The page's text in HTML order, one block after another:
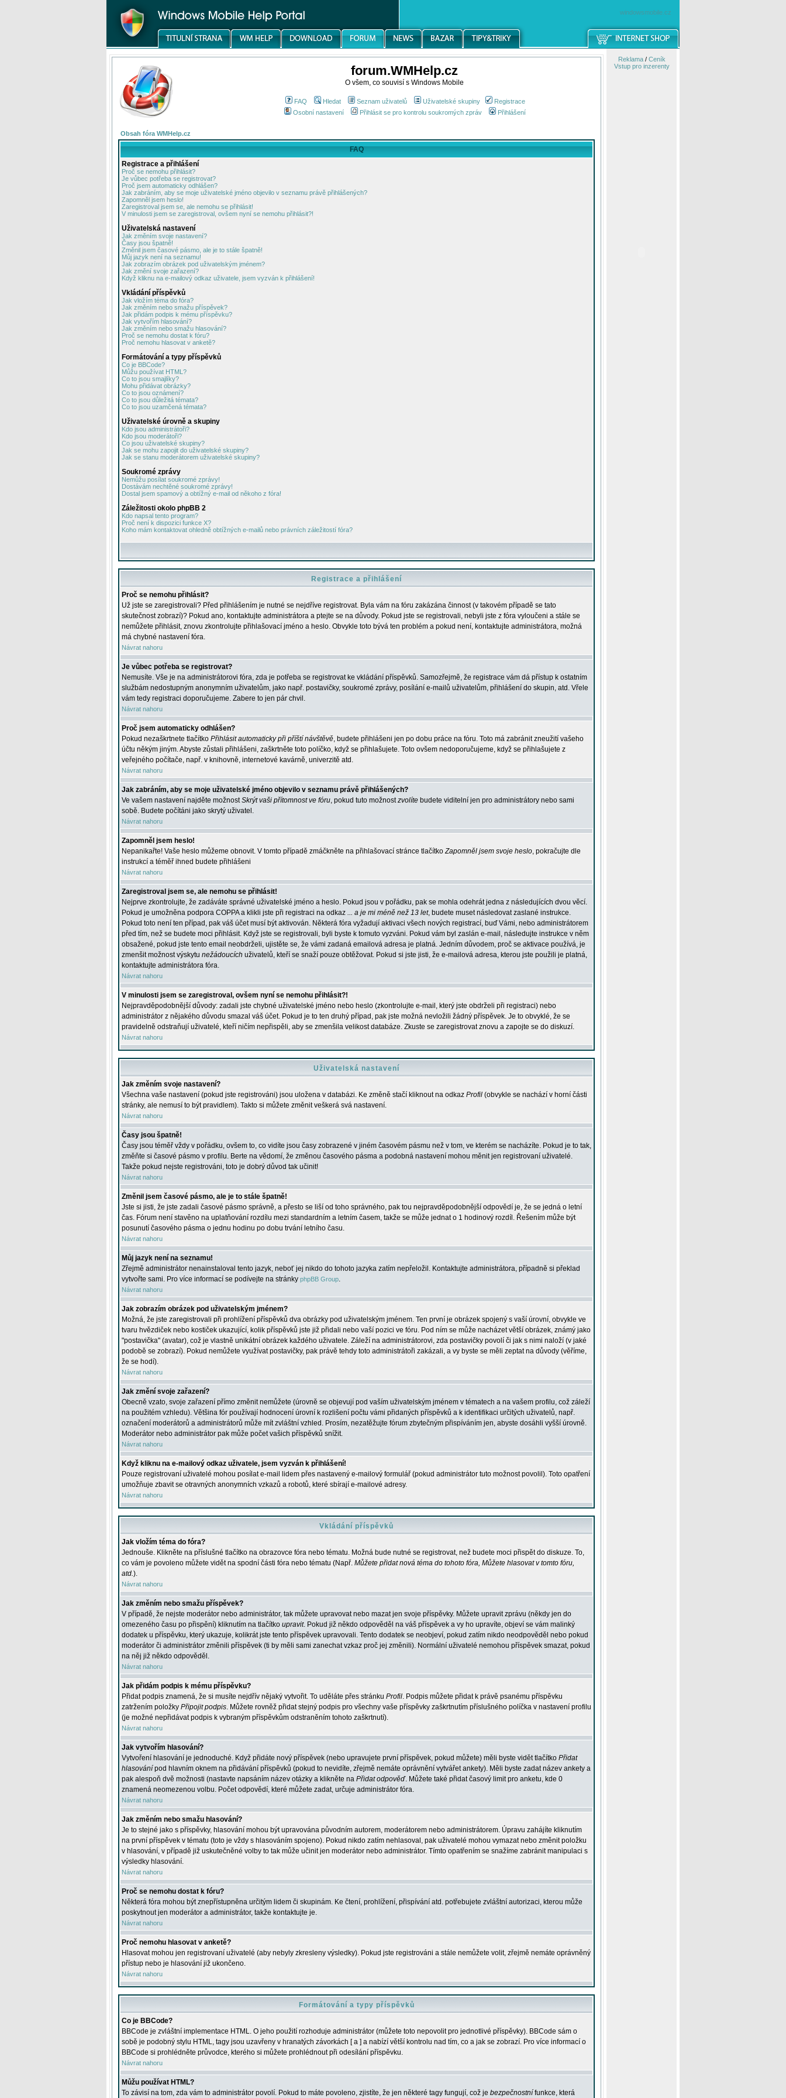
windowsmobile.cz
forum.WMHelp.cz
O všem, co souvisí s Windows Mobile
FAQ Hledat Seznam uživatelů Uživatelské skupiny
Registrace
Osobní nastavení
Přihlásit se pro kontrolu soukromých zpráv Přihlášení
Obsah fóra WMHelp.cz
FAQ
Registrace a přihlášení
Proč se nemohu přihlásit?
Je vůbec potřeba se registrovat?
Proč jsem automaticky odhlášen?
Jak zabráním, aby se moje uživatelské jméno objevilo v seznamu právě přihlášených?
Zapomněl jsem heslo!
Zaregistroval jsem se, ale nemohu se přihlásit!
V minulosti jsem se zaregistroval, ovšem nyní se nemohu přihlásit?!
Uživatelská nastavení
Jak změním svoje nastavení?
Časy jsou špatně!
Změnil jsem časové pásmo, ale je to stále špatně!
Můj jazyk není na seznamu!
Jak zobrazím obrázek pod uživatelským jménem?
Jak změní svoje zařazení?
Když kliknu na e-mailový odkaz uživatele, jsem vyzván k přihlášení!
Vkládání příspěvků
Jak vložím téma do fóra?
Jak změním nebo smažu příspěvek?
Jak přidám podpis k mému příspěvku?
Jak vytvořím hlasování?
Jak změním nebo smažu hlasování?
Proč se nemohu dostat k fóru?
Proč nemohu hlasovat v anketě?
Formátování a typy příspěvků
Co je BBCode?
Můžu používat HTML?
Co to jsou smajlíky?
Mohu přidávat obrázky?
Co to jsou oznámení?
Co to jsou důležitá témata?
Co to jsou uzamčená témata?
Uživatelské úrovně a skupiny
Kdo jsou administrátoři?
Kdo jsou moderátoři?
Co jsou uživatelské skupiny?
Jak se mohu zapojit do uživatelské skupiny?
Jak se stanu moderátorem uživatelské skupiny?
Soukromé zprávy
Nemůžu posílat soukromé zprávy!
Dostávám nechtěné soukromé zprávy!
Dostal jsem spamový a obtížný e-mail od někoho z fóra!
Záležitosti okolo phpBB 2
Kdo napsal tento program?
Proč není k dispozici funkce X?
Koho mám kontaktovat ohledně obtížných e-mailů nebo právních záležitostí fóra?
Registrace a přihlášení
Proč se nemohu přihlásit?
Už jste se zaregistrovali? Před přihlášením je nutné se nejdříve registrovat. Byla vám na fóru zakázána činnost (v takovém případě se tato
skutečnost zobrazí)? Pokud ano, kontaktujte administrátora a ptejte se na důvody. Pokud jste se registrovali, nebyli jste z fóra vyloučeni a stále se
nemůžete přihlásit, znovu zkontrolujte přihlašovací jméno a heslo. Obvykle toto bývá ten problém a pokud není, kontaktujte administrátora, možná
má chybné nastavení fóra.
Návrat nahoru
Je vůbec potřeba se registrovat?
Nemusíte. Vše je na administrátorovi fóra, zda je potřeba se registrovat ke vkládání příspěvků. Samozřejmě, že registrace vám dá přístup k ostatním
službám nedostupným anonymním uživatelům, jako např. postavičky, soukromé zprávy, posílání e-mailů uživatelům, přihlášení do skupin, atd. Vřele
vám tedy registraci doporučujeme. Zabere to jen pár chvil.
Návrat nahoru
Proč jsem automaticky odhlášen?
Pokud nezaškrtnete tlačítko Přihlásit automaticky při příští návštěvě, budete přihlášeni jen po dobu práce na fóru. Toto má zabránit zneužití vašeho
účtu někým jiným. Abyste zůstali přihlášeni, zaškrtněte toto políčko, když se přihlašujete. Toto ovšem nedoporučujeme, když se přihlašujete z
veřejného počítače, např. v knihovně, internetové kavárně, univerzitě atd.
Návrat nahoru
Jak zabráním, aby se moje uživatelské jméno objevilo v seznamu právě přihlášených?
Ve vašem nastavení najděte možnostSkrýt vaši přítomnost ve fóru, pokud tuto možnostzvolíte budete viditelní jen pro administrátory nebo sami
sobě. Budete počítáni jako skrytý uživatel.
Návrat nahoru
Zapomněl jsem heslo!
Nepanikařte! Vaše heslo můžeme obnovit. V tomto případě zmáčkněte na přihlašovací stránce tlačítkoZapomněl jsem svoje heslo, pokračujte dle
instrukcí a téměř ihned budete přihlášeni
Návrat nahoru
Zaregistroval jsem se, ale nemohu se přihlásit!
Nejprve zkontrolujte, že zadáváte správné uživatelské jméno a heslo. Pokud jsou v pořádku, pak se mohla odehrát jedna z následujících dvou věcí.
Pokud je umožněna podpora COPPA a klikli jste při registraci na odkaz ... a je mi méně než 13 let, budete muset následovat zaslané instrukce.
Pokud toto není ten případ, pak váš účet musí být aktivován. Některá fóra vyžadují aktivaci všech nových registrací, buď Vámi, nebo administrátorem
před tím, než se budete moci přihlásit. Když jste se registrovali, byli byste k tomuto vyzváni. Pokud vám byl zaslán e-mail, následujte instrukce v něm
obsažené, pokud jste tento email neobdrželi, ujistěte se, že vámi zadaná emailová adresa je platná. Jedním důvodem, proč se aktivace používá, je
zmenšit možnost výskytu nežádoucích uživatelů, kteří se snaží pouze obtěžovat. Pokud si jste jisti, že e-mailová adresa, kterou jste použili je platná,
kontaktujte administrátora fóra.
Návrat nahoru
V minulosti jsem se zaregistroval, ovšem nyní se nemohu přihlásit?!
Nejpravděpodobnější důvody: zadali jste chybné uživatelské jméno nebo heslo (zkontrolujte e-mail, který jste obdrželi při registraci) nebo
administrátor z nějakého důvodu smazal váš účet. Pokud je to ten druhý případ, pak jste možná nevložili žádný příspěvek. Je to obvyklé, že se
pravidelně odstraňují uživatelé, kteří ničím nepřispěli, aby se zmenšila velikost databáze. Zkuste se zaregistrovat znovu a zapojte se do diskuzí.
Návrat nahoru
Uživatelská nastavení
Jak změním svoje nastavení?
Všechna vaše nastavení (pokud jste registrováni) jsou uložena v databázi. Ke změně stačí kliknout na odkaz Profil (obvykle se nachází v horní části
stránky, ale nemusí to být pravidlem). Takto si můžete změnit veškerá svá nastavení.
Návrat nahoru
Časy jsou špatně!
Časy jsou téměř vždy v pořádku, ovšem to, co vidíte jsou časy zobrazené v jiném časovém pásmu než v tom, ve kterém se nacházíte. Pokud je to tak,
změňte si časové pásmo v profilu. Berte na vědomí, že změnou časového pásma a podobná nastavení mohou měnit jen registrovaní uživatelé.
Takže pokud nejste registrováni, toto je dobrý důvod tak učinit!
Návrat nahoru
Změnil jsem časové pásmo, ale je to stále špatně!
Jste si jisti, že jste zadali časové pásmo správně, a přesto se liší od toho správného, pak tou nejpravděpodobnější odpovědí je, že se jedná o letní
čas. Fórum není stavěno na uplatňování rozdílu mezi standardním a letním časem, takže se může jednat o 1 hodinový rozdíl. Řešením může být
posunutí časového pásma o jednu hodinu po dobu trvání letního času.
Návrat nahoru
Můj jazyk není na seznamu!
Zřejmě administrátor nenainstaloval tento jazyk, neboť jej nikdo do tohoto jazyka zatím nepřeložil. Kontaktujte administrátora, případně si překlad
vytvořte sami. Pro více informací se podívejte na stránky phpBB Group.
Návrat nahoru
Jak zobrazím obrázek pod uživatelským jménem?
Možná, že jste zaregistrovali při prohlížení příspěvků dva obrázky pod uživatelským jménem. Ten první je obrázek spojený s vaší úrovní, obvykle ve
tvaru hvězdiček nebo kostiček ukazující, kolik příspěvků jste již přidali nebo vaší pozici ve fóru. Pod ním se může nacházet větší obrázek, známý jako
"postavička" (avatar), což je vlastně unikátní obrázek každého uživatele. Záleží na administrátorovi, zda postavičky povolí či jak s nimi naloží (v jaké
podobě se zobrazí). Pokud nemůžete využívat postavičky, pak právě tehdy toto administrátoři zakázali, a vy byste se měli zeptat na důvody (věříme,
že se hodí).
Návrat nahoru
Jak změní svoje zařazení?
Obecně vzato, svoje zařazení přímo změnit nemůžete (úrovně se objevují pod vaším uživatelským jménem v tématech a na vašem profilu, což záleží
na použitém vzhledu). Většina fór používají hodnocení úrovní k rozlišení počtu vámi přidaných příspěvků a k identifikaci určitých uživatelů, např.
označení moderátorů a administrátorů může mít zvláštní vzhled. Prosím, nezatěžujte fórum zbytečným přispíváním jen, abyste dosáhli vyšší úrovně.
Moderátor nebo administrátor pak může počet vašich příspěvků snížit.
Návrat nahoru
Když kliknu na e-mailový odkaz uživatele, jsem vyzván k přihlášení!
Pouze registrovaní uživatelé mohou posílat e-mail lidem přes nastavený e-mailový formulář (pokud administrátor tuto možnost povolil). Toto opatření
umožňuje zbavit se otravných anonymních vzkazů a robotů, které sbírají e-mailové adresy.
Návrat nahoru
Vkládání příspěvků
Jak vložím téma do fóra?
Jednouše. Klikněte na příslušné tlačítko na obrazovce fóra nebo tématu. Možná bude nutné se registrovat, než budete moci přispět do diskuze. To,
co vám je povoleno můžete vidět na spodní části fóra nebo tématu (Např. Můžete přidat nová téma do tohoto fóra, Můžete hlasovat v tomto fóru,
atd.).
Návrat nahoru
Jak změním nebo smažu příspěvek?
V případě, že nejste moderátor nebo administrátor, tak můžete upravovat nebo mazat jen svoje příspěvky. Můžete upravit zprávu (někdy jen do
omezeného času po přispění) kliknutím na tlačítko upravit. Pokud již někdo odpověděl na váš příspěvek a vy ho upravíte, objeví se vám malinký
dodatek u příspěvku, který ukazuje, kolikrát jste tento příspěvek upravovali. Tento dodatek se neobjeví, pokud zatím nikdo neodpověděl nebo pokud
moderátor či administrátor změnili příspěvek (ti by měli sami zanechat vzkaz proč jej změnili). Normální uživatelé nemohou příspěvek smazat, pokud
na něj již někdo odpověděl.
Návrat nahoru
Jak přidám podpis k mému příspěvku?
Přidat podpis znamená, že si musíte nejdřív nějaký vytvořit. To uděláte přes stránku Profil. Podpis můžete přidat k právě psanému příspěvku
zatržením položky Připojit podpis. Můžete rovněž přidat stejný podpis pro všechny vaše příspěvky zaškrtnutím příslušného políčka v nastavení profilu
(je možné nepřidávat podpis k vybraným příspěvkům odstraněním tohoto zaškrtnutí).
Návrat nahoru
Jak vytvořím hlasování?
Vytvoření hlasování je jednoduché. Když přidáte nový příspěvek (nebo upravujete první příspěvek, pokud můžete) měli byste vidět tlačítko Přidat
hlasování pod hlavním oknem na přidávání příspěvků (pokud to nevidíte, zřejmě nemáte oprávnění vytvářet ankety). Měli byste zadat název ankety a
pak alespoň dvě možnosti (nastavte napsáním název otázky a klikněte na Přidat odpověď. Můžete také přidat časový limit pro anketu, kde 0
znamená neomezenou volbu. Počet odpovědí, které můžete zadat, určuje administrátor fóra.
Návrat nahoru
Jak změním nebo smažu hlasování?
Je to stejné jako s příspěvky, hlasování mohou být upravována původním autorem, moderátorem nebo administrátorem. Úpravu zahájíte kliknutím
na první příspěvek v tématu (toto je vždy s hlasováním spojeno). Pokud nikdo zatím nehlasoval, pak uživatelé mohou vymazat nebo změnit položku
v hlasování, v případě již uskutečněné volby to tak může učinit jen moderátor nebo administrátor. Tímto opatřením se snažíme zabránit manipulaci s
výsledky hlasování.
Návrat nahoru
Proč se nemohu dostat k fóru?
Některá fóra mohou být znepřístupněna určitým lidem či skupinám. Ke čtení, prohlížení, přispívání atd. potřebujete zvláštní autorizaci, kterou může
poskytnout jen moderátor a administrátor, takže kontaktujte je.
Návrat nahoru
Proč nemohu hlasovat v anketě?
Hlasovat mohou jen registrovaní uživatelé (aby nebyly zkresleny výsledky). Pokud jste registrováni a stále nemůžete volit, zřejmě nemáte oprávněný
přístup nebo je hlasování již ukončeno.
Návrat nahoru
Formátování a typy příspěvků
Co je BBCode?
BBCode je zvláštní implementace HTML. O jeho použití rozhoduje administrátor (můžete toto nepovolit pro jednotlivé příspěvky). BBCode sám o
sobě je podobný stylu HTML, tagy jsou uzavřeny v hranatých závorkách [ a ] a nabízí větší kontrolu nad tím, co a jak se zobrazí. Pro více informací o
BBCode si prohlédněte průvodce, kterého si můžete prohlédnout při odesílání příspěvku.
Návrat nahoru
Můžu používat HTML?
To závisí na tom, zda vám to administrátor povolí. Pokud to máte povoleno, zjistíte, že jen některé tagy fungují, což je bezpečnostní funkce, která
Reklama/ Ceník
Vstup pro inzerenty